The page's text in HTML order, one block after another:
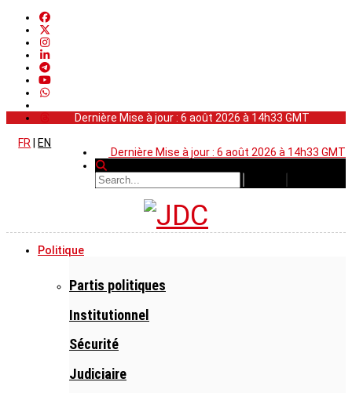
Dernière Mise à jour : 6 août 2026 à 14h33 GMT
Dernière Mise à jour : 6 août 2026 à 14h33 GMT
FR
EN
Politique
Partis politiques
Institutionnel
Sécurité
Judiciaire